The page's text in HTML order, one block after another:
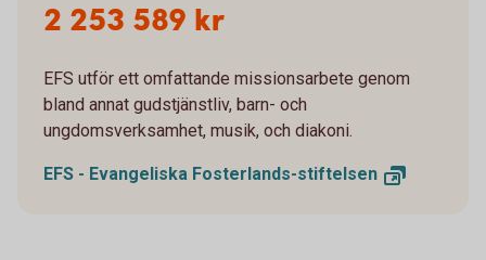
2 253 589 kr
EFS utför ett omfattande missionsarbete genom
bland annat gudstjänstliv, barn- och
ungdomsverksamhet, musik, och diakoni.
EFS - Evangeliska Fosterlands-stiftelsen